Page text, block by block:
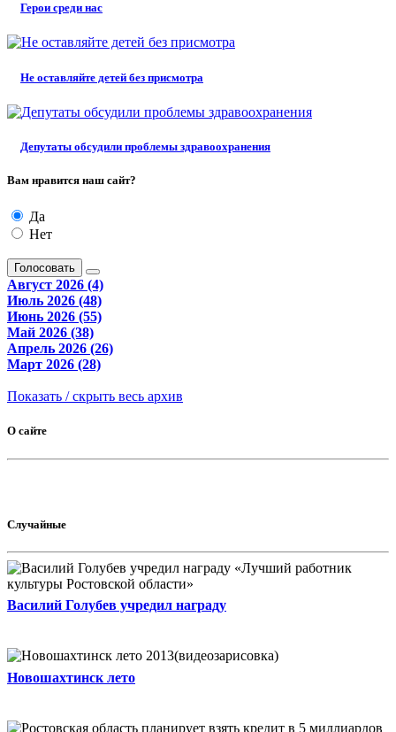
Герои среди нас
Не оставляйте детей без присмотра
Депутаты обсудили проблемы здравоохранения
Вам нравится наш сайт?
Да
Нет
Голосовать
Август 2026 (4)
Июль 2026 (48)
Июнь 2026 (55)
Май 2026 (38)
Апрель 2026 (26)
Март 2026 (28)
Показать / скрыть весь архив
О сайте
Случайные
Василий Голубев учредил награду
Новошахтинск лето